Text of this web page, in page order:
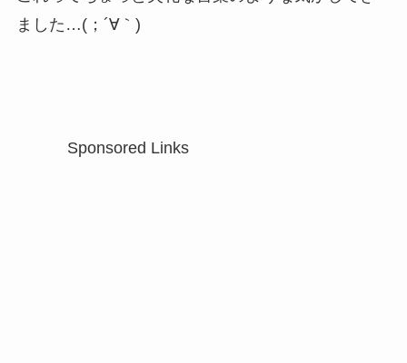
ました…(；´∀｀)
Sponsored Links